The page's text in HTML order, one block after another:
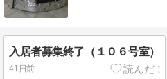
入居者募集終了（１０６号室）
41日前